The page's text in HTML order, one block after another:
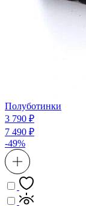
Полуботинки
3 790 ₽
7 490 ₽
-49%